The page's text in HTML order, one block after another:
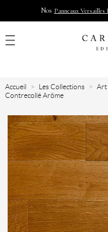
Nos Panneaux Versailles
Accueil Les Collections Art
Contrecollé Arôme